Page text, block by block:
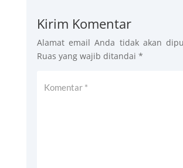
Kirim Komentar
Alamat email Anda tidak akan
Ruas yang wajib ditandai *